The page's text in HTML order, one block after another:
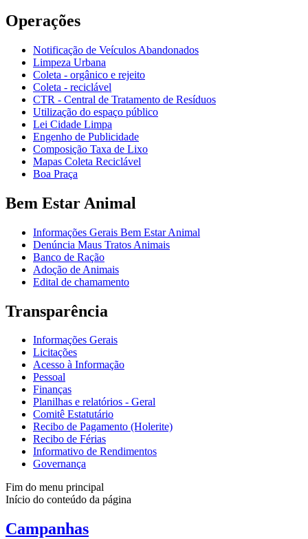
Operações
Notificação de Veículos Abandonados
Limpeza Urbana
Coleta - orgânico e rejeito
Coleta - reciclável
CTR - Central de Tratamento de Resíduos
Utilização do espaço público
Lei Cidade Limpa
Engenho de Publicidade
Composição Taxa de Lixo
Mapas Coleta Reciclável
Boa Praça
Bem Estar Animal
Informações Gerais Bem Estar Animal
Denúncia Maus Tratos Animais
Banco de Ração
Adoção de Animais
Edital de chamamento
Transparência
Informações Gerais
Licitações
Acesso à Informação
Pessoal
Finanças
Planilhas e relatórios - Geral
Comitê Estatutário
Recibo de Pagamento (Holerite)
Recibo de Férias
Informativo de Rendimentos
Governança
Fim do menu principal
Início do conteúdo da página
Campanhas